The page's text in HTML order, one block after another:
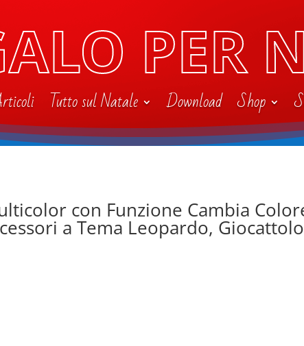
PER
Tutto sul Natale Download Shop
con Funzione Cambia
a Tema Leopardo,